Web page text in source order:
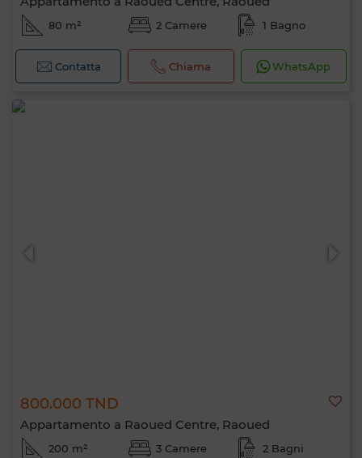
80 m² 2 Camere 1 Bagno
Contatta Chiama WhatsApp
800.000 TND
Appartamento a Raoued Centre, Raoued
200 m² 3 Camere 2 Bagni